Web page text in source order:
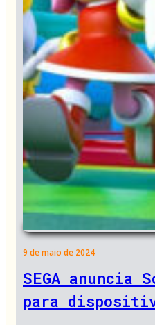
9 de maio de 2024
SEGA anuncia
para